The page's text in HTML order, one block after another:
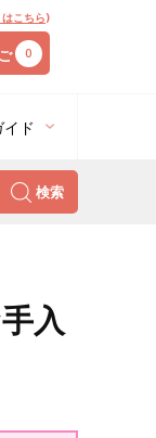
こちら)
0
イド
検索
入